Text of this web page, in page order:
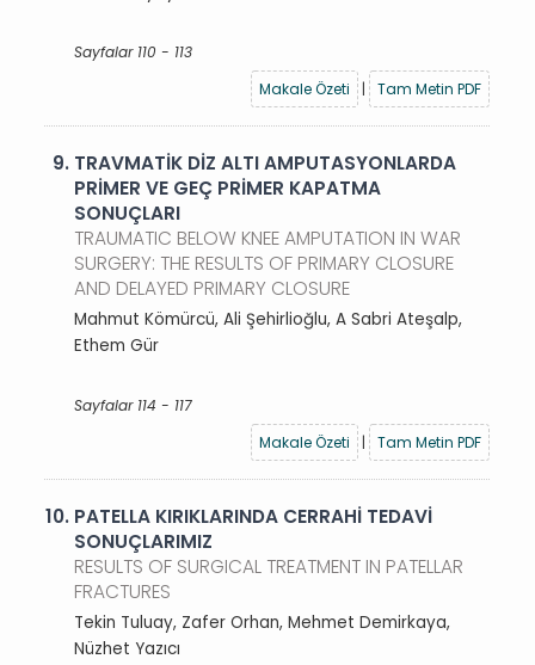
Sayfalar 110 - 113
Makale Özeti
| Tam Metin PDF
9. TRAVMATİK DİZ ALTI AMPUTASYONLARDA
PRİMER VE GEÇ PRİMER KAPATMA
SONUÇLARI
TRAUMATIC BELOW KNEE AMPUTATION IN WAR
SURGERY: THE RESULTS OF PRIMARY CLOSURE
AND DELAYED PRIMARY CLOSURE
Mahmut Kömürcü, Ali Şehirlioğlu, A Sabri Ateşalp,
Ethem Gür
Sayfalar 114 - 117
Makale Özeti
| Tam Metin PDF
10. PATELLA KIRIKLARINDA CERRAHİ TEDAVİ
SONUÇLARIMIZ
RESULTS OF SURGICAL TREATMENT IN PATELLAR
FRACTURES
Tekin Tuluay, Zafer Orhan, Mehmet Demirkaya,
Nüzhet Yazıcı